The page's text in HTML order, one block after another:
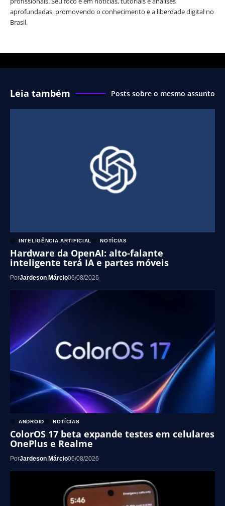
aprofundadas, promovendo o conhecimento e a liberdade digital no
Brasil.
Leia também Posts sobre o mesmo assunto
INTELIGÊNCIA ARTIFICIAL NOTÍCIAS
Hardware da OpenAI: alto-falante
inteligente terá IA e partes móveis
PorJardeson Márcio06/08/2026
ANDROID NOTÍCIAS
ColorOS 17 beta expande testes em celulares
OnePlus e Realme
PorJardeson Márcio06/08/2026